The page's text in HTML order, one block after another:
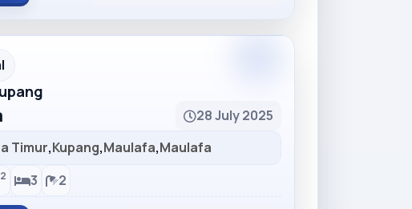
28 July 2025
Timur,Kupang,Maulafa,Maulafa
2 3 2